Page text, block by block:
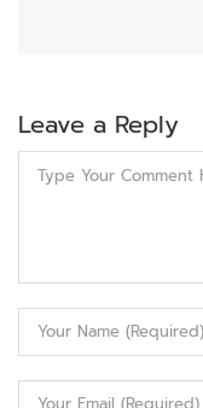
Leave a Reply